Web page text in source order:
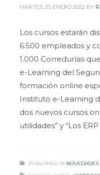
MARTES, 25 ENERO 2022 BY
Los cursos estarán
6.500 empleados y
1.000 Corredurías
e-Learning del
formación online
Instituto e-Learning
dos nuevos cursos
utilidades” y “Los ERP
PUBLISHED IN NOVEDADES